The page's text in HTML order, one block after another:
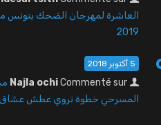
2019
5 أكتوبر 2018
Najla ochiCommenté sur
المسرحي خطوة تروي عطش عشاق